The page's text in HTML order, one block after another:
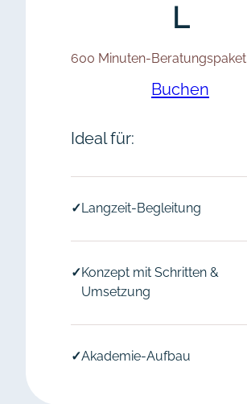
L
600 Minuten-Beratungspaket
Buchen
Ideal für:
✓Langzeit-Begleitung
✓Konzept mit Schritten &
Umsetzung
✓Akademie-Aufbau